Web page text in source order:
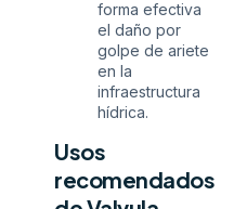
forma efectiva
el daño por
golpe de ariete
en la
infraestructura
hídrica.
Usos
recomendados